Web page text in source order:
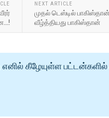
NEXT ARTICLE
முதல் டெஸ்டில்
வீழ்த்தியது பாகிஸ்தான்
கீழேயுள்ள